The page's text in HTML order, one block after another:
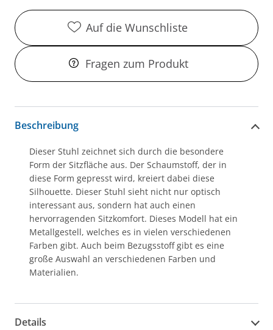
Auf die Wunschliste
Fragen zum Produkt
Beschreibung
Dieser Stuhl zeichnet sich durch die besondere
Form der Sitzfläche aus. Der Schaumstoff, der in
diese Form gepresst wird, kreiert dabei diese
Silhouette. Dieser Stuhl sieht nicht nur optisch
interessant aus, sondern hat auch einen
hervorragenden Sitzkomfort. Dieses Modell hat ein
Metallgestell, welches es in vielen verschiedenen
Farben gibt. Auch beim Bezugsstoff gibt es eine
große Auswahl an verschiedenen Farben und
Materialien.
Details